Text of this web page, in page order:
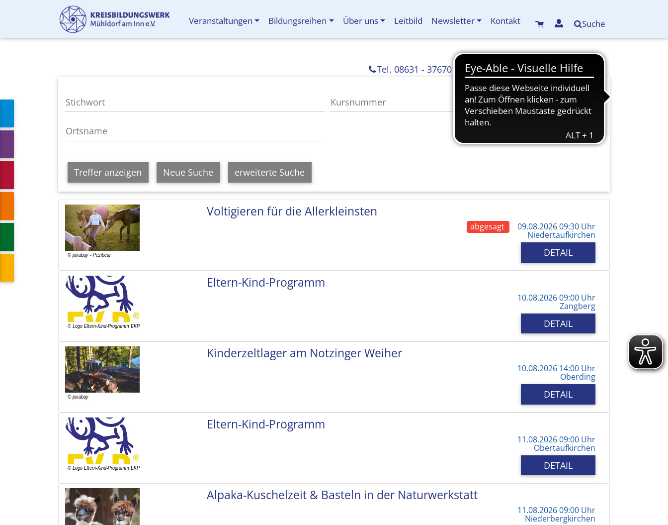
Veranstaltungen Bildungsreihen Über uns Leitbild Newsletter Kontakt Suche
info(at)kreisbildungswerk-mdf.de
Tel. 08631 - 37670
Treffer anzeigen Neue Suche erweiterte Suche
Voltigieren für die Allerkleinsten
abgesagt 09.08.2026 09:30 Uhr
Niedertaufkirchen
DETAIL
Eltern-Kind-Programm
10.08.2026 09:00 Uhr
Zangberg
DETAIL
Kinderzeltlager am Notzinger Weiher
10.08.2026 14:00 Uhr
Oberding
DETAIL
Eltern-Kind-Programm
11.08.2026 09:00 Uhr
Obertaufkirchen
DETAIL
Alpaka-Kuschelzeit & Basteln in der Naturwerkstatt
11.08.2026 09:00 Uhr
Niederbergkirchen